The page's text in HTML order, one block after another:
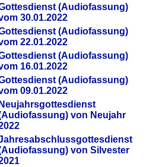
(Audiofassung)
30.01.2022
(Audiofassung)
22.01.2022
(Audiofassung)
16.01.2022
(Audiofassung)
09.01.2022
Neujahrsgottesdienst
von Neujahr
von Silvester